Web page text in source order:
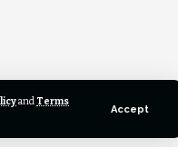
and Terms
Accept
newest articles